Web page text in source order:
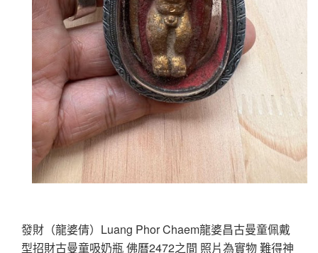
發財（龍婆倩）Luang Phor Chaem龍婆昌古曼童佩戴
型招財古曼童吸奶瓶 佛曆2472之間 照片為實物 難得神